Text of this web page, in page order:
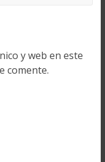
y web en este
comente.